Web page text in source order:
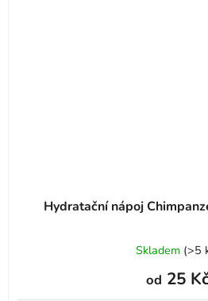
Hydratační nápoj
Skladem (>5
od 25